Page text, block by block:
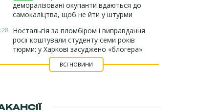
деморалізовані окупанти вдаються до
самокаліцтва, щоб не йти у штурми
Ностальгія за пломбіром і виправдання
росії коштували студенту семи років
тюрми: у Харкові засуджено «блогера»
ВСІ НОВИНИ